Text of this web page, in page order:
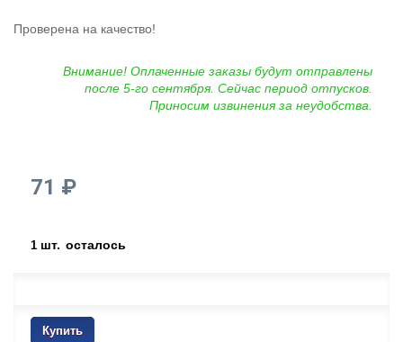
Проверена на качество!
Внимание! Оплаченные заказы будут отправлены
после 5-го сентября. Сейчас период отпусков.
Приносим извинения за неудобства.
71 ₽
1 шт. осталось
Купить